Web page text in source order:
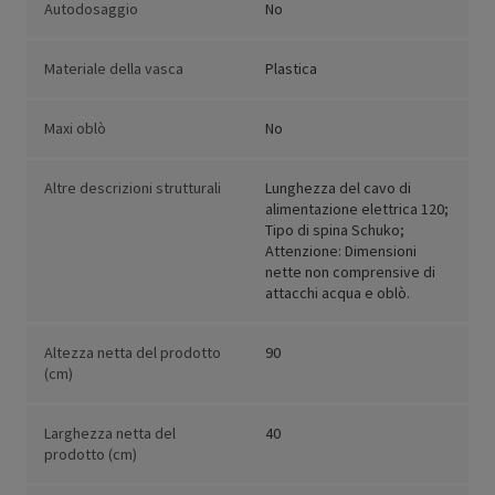
Autodosaggio No
Materiale della vasca Plastica
Maxi oblò No
Altre descrizioni strutturali
Lunghezza del cavo di
alimentazione elettrica 120;
Tipo di spina Schuko;
Attenzione: Dimensioni
nette non comprensive di
attacchi acqua e oblò.
Altezza netta del prodotto
(cm)
90
Larghezza netta del
prodotto (cm)
40